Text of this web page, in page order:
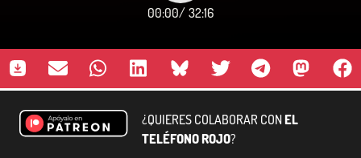
00:00/ 32:16
¿QUIERES COLABORAR CONEL
TELÉFONO ROJO?